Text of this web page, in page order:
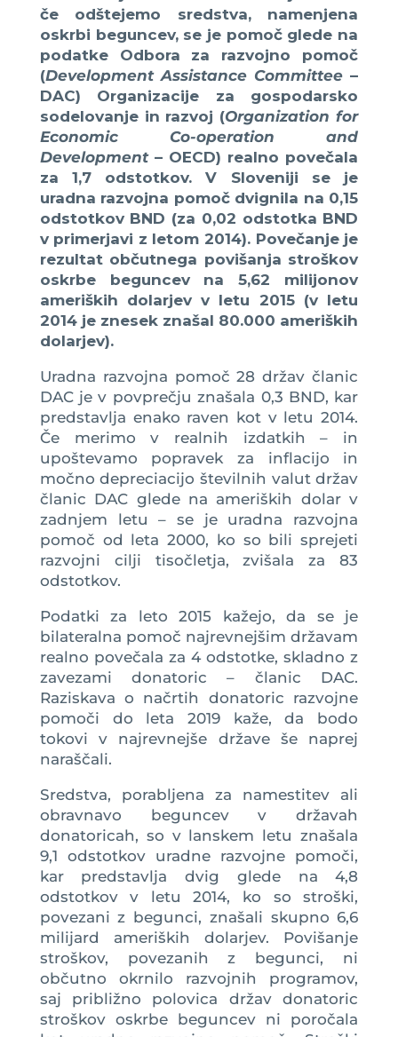
če odštejemo sredstva, namenjena
oskrbi beguncev, se je pomoč glede na
podatke Odbora za razvojno pomoč
(Development Assistance Committee –
DAC) Organizacije za gospodarsko
sodelovanje in razvoj (Organization for
Economic Co-operation and
Development– OECD) realno povečala
za 1,7 odstotkov. V Sloveniji se je
uradna razvojna pomoč dvignila na 0,15
odstotkov BND (za 0,02 odstotka BND
v primerjavi z letom 2014). Povečanje je
rezultat občutnega povišanja stroškov
oskrbe beguncev na 5,62 milijonov
ameriških dolarjev v letu 2015 (v letu
2014 je znesek znašal 80.000 ameriških
dolarjev).
Uradna razvojna pomoč 28 držav članic
DAC je v povprečju znašala 0,3 BND, kar
predstavlja enako raven kot v letu 2014.
Če merimo v realnih izdatkih – in
upoštevamo popravek za inflacijo in
močno depreciacijo številnih valut držav
članic DAC glede na ameriških dolar v
zadnjem letu – se je uradna razvojna
pomoč od leta 2000, ko so bili sprejeti
razvojni cilji tisočletja, zvišala za 83
odstotkov.
Podatki za leto 2015 kažejo, da se je
bilateralna pomoč najrevnejšim državam
realno povečala za 4 odstotke, skladno z
zavezami donatoric – članic DAC.
Raziskava o načrtih donatoric razvojne
pomoči do leta 2019 kaže, da bodo
tokovi v najrevnejše države še naprej
naraščali.
Sredstva, porabljena za namestitev ali
obravnavo beguncev v državah
donatoricah, so v lanskem letu znašala
9,1 odstotkov uradne razvojne pomoči,
kar predstavlja dvig glede na 4,8
odstotkov v letu 2014, ko so stroški,
povezani z begunci, znašali skupno 6,6
milijard ameriških dolarjev. Povišanje
stroškov, povezanih z begunci, ni
občutno okrnilo razvojnih programov,
saj približno polovica držav donatoric
stroškov oskrbe beguncev ni poročala